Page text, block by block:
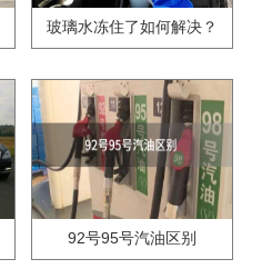
玻璃水冻住了如何解决？
92号95号汽油区别